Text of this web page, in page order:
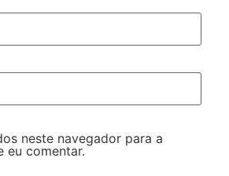
neste navegador para a
eu comentar.